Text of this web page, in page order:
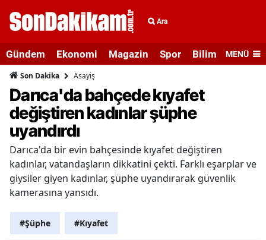
Ara
Gündem Ekonomi Magazin Spor Bilim veMENÜ
Son Dakika Asayiş
Darıca'da bahçede kıyafet
değiştiren kadınlar şüphe
uyandırdı
Darıca'da bir evin bahçesinde kıyafet değiştiren
kadınlar, vatandaşların dikkatini çekti. Farklı eşarplar ve
giysiler giyen kadınlar, şüphe uyandırarak güvenlik
kamerasına yansıdı.
#Şüphe #Kıyafet